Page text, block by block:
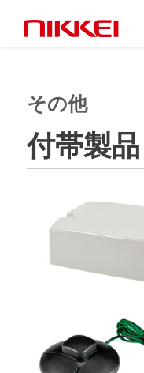
その他
付帯製品